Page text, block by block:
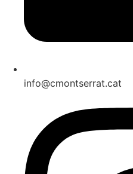
info@cmontserrat.cat